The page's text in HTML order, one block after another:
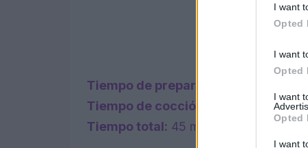
I want
Opted
I want
Opted
I want
Opted
I want
Tiempo de preparación:
Tiempo de cocción:
30 minutos
Tiempo total: 45 minutos